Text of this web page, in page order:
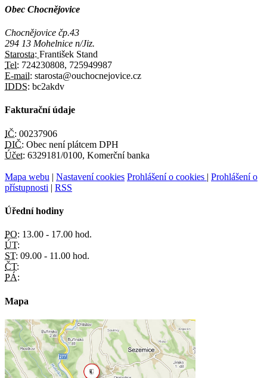
Obec Chocnějovice
Chocnějovice čp.43
294 13 Mohelnice n/Jiz.
Starosta: František Stand
Tel: 724230808, 725949987
E-mail: starosta@ouchocnejovice.cz
IDDS: bc2akdv
Fakturační údaje
IČ: 00237906
DIČ: Obec není plátcem DPH
Účet: 6329181/0100, Komerční banka
Mapa webu | Nastavení cookies Prohlášení o cookies | Prohlášení o
přístupnosti | RSS
Úřední hodiny
PO: 13.00 - 17.00 hod.
ÚT:
ST: 09.00 - 11.00 hod.
ČT:
PÁ:
Mapa